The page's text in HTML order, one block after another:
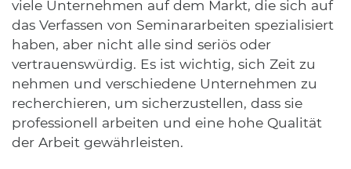
viele Unternehmen auf dem Markt, die sich auf
das Verfassen von Seminararbeiten spezialisiert
haben, aber nicht alle sind seriös oder
vertrauenswürdig. Es ist wichtig, sich Zeit zu
nehmen und verschiedene Unternehmen zu
recherchieren, um sicherzustellen, dass sie
professionell arbeiten und eine hohe Qualität
der Arbeit gewährleisten.